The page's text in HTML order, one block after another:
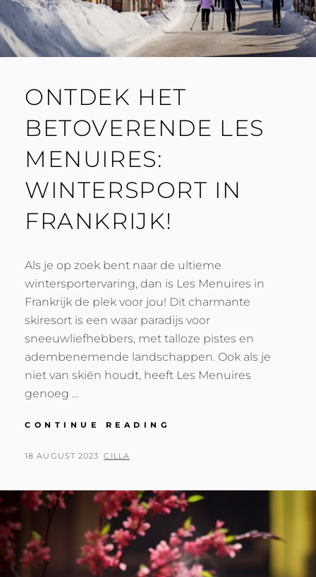
ONTDEK HET
BETOVERENDE LES
MENUIRES:
WINTERSPORT IN
FRANKRIJK!
Als je op zoek bent naar de ultieme
wintersportervaring, dan is Les Menuires in
Frankrijk de plek voor jou! Dit charmante
skiresort is een waar paradijs voor
sneeuwliefhebbers, met talloze pistes en
adembenemende landschappen. Ook als je
niet van skiën houdt, heeft Les Menuires
genoeg …
CONTINUE READING
WINTERSPORT
IN
FRANKRIJK!
POSTED
18 AUGUST 2023 BY
CILLA